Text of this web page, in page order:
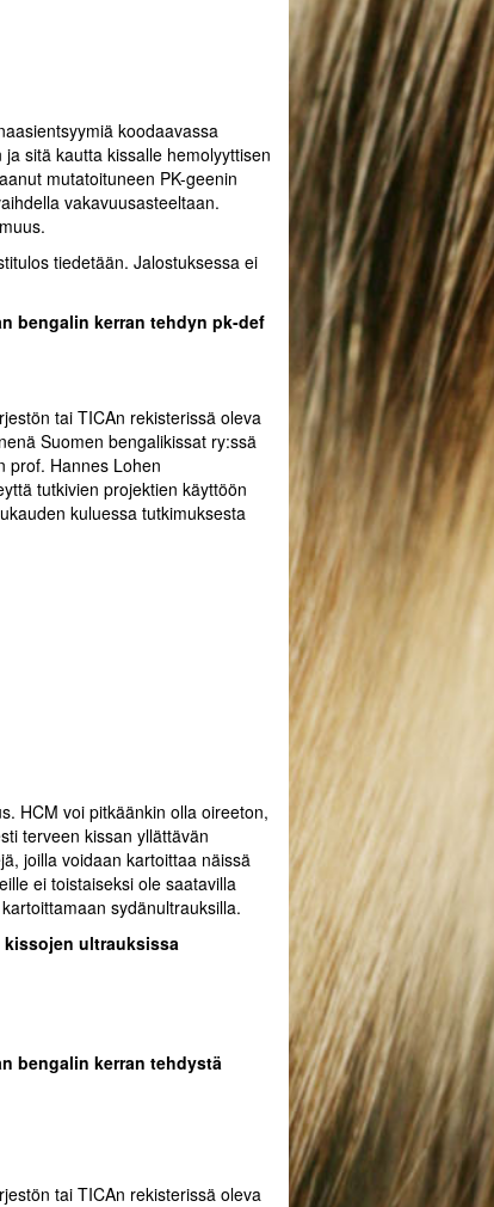
koodaavassa
sitä kautta kissalle hemolyyttisen
mutatoituneen PK-geenin
vakavuusasteeltaan.
tiedetään. Jalostuksessa ei
bengalin kerran tehdyn pk-def
tai TICAn rekisterissä oleva
Suomen bengalikissat ry:ssä
prof. Hannes Lohen
tutkivien projektien käyttöön
kuluessa tutkimuksesta
HCM voi pitkäänkin olla oireeton,
terveen kissan yllättävän
joilla voidaan kartoittaa näissä
ei toistaiseksi ole saatavilla
sydänultrauksilla.
ultrauksissa
bengalin kerran tehdystä
tai TICAn rekisterissä oleva